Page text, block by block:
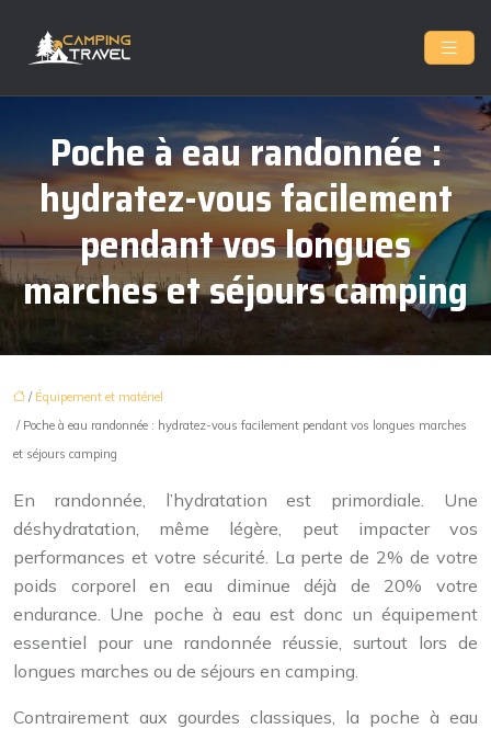
Poche à eau randonnée :
hydratez-vous facilement
pendant vos longues
marches et séjours camping
/ Équipement et matériel
/ Poche à eau randonnée : hydratez-vous facilement pendant vos longues marches
et séjours camping
En randonnée, l’hydratation est primordiale. Une
déshydratation, même légère, peut impacter vos
performances et votre sécurité. La perte de 2% de votre
poids corporel en eau diminue déjà de 20% votre
endurance. Une poche à eau est donc un équipement
essentiel pour une randonnée réussie, surtout lors de
longues marches ou de séjours en camping.
Contrairement aux gourdes classiques, la poche à eau